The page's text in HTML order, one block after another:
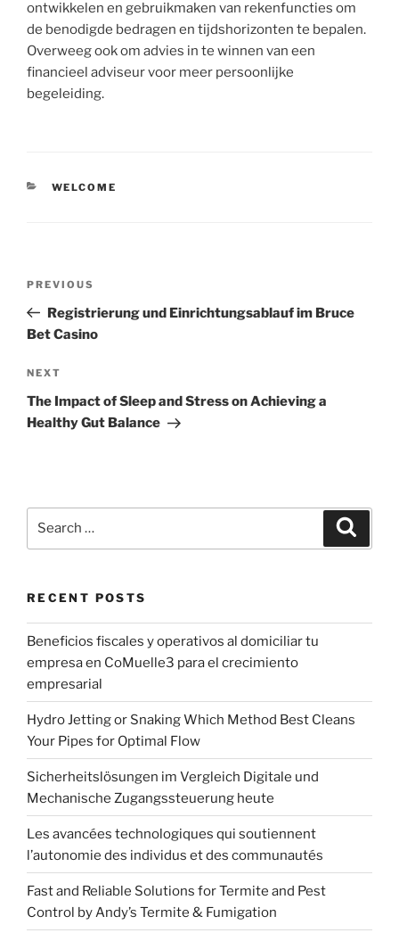
ontwikkelen en gebruikmaken van rekenfuncties om
de benodigde bedragen en tijdshorizonten te bepalen.
Overweeg ook om advies in te winnen van een
financieel adviseur voor meer persoonlijke
begeleiding.
CATEGORIES
WELCOME
Previous
Post
PREVIOUS
Registrierung und Einrichtungsablauf im Bruce
Bet Casino
Next
Post
NEXT
The Impact of Sleep and Stress on Achieving a
Healthy Gut Balance
RECENT POSTS
Beneficios fiscales y operativos al domiciliar tu
empresa en CoMuelle3 para el crecimiento
empresarial
Hydro Jetting or Snaking Which Method Best Cleans
Your Pipes for Optimal Flow
Sicherheitslösungen im Vergleich Digitale und
Mechanische Zugangssteuerung heute
Les avancées technologiques qui soutiennent
l’autonomie des individus et des communautés
Fast and Reliable Solutions for Termite and Pest
Control by Andy’s Termite & Fumigation